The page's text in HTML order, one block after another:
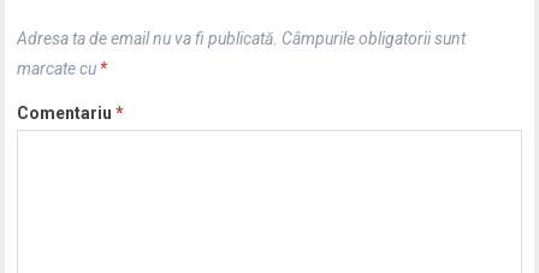
Adresa ta de email nu va fi publicată. Câmpurile obligatorii sunt
marcate cu *
Comentariu*